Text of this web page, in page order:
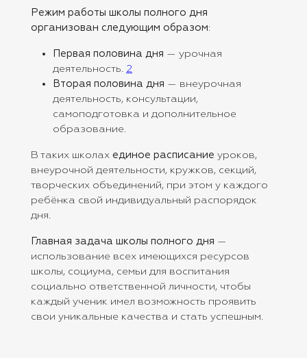
Режим работы школы полного дня
организован следующим образом:
Первая половина дня — урочная
деятельность. 2
Вторая половина дня — внеурочная
деятельность, консультации,
самоподготовка и дополнительное
образование.
В таких школах единое расписание уроков,
внеурочной деятельности, кружков, секций,
творческих объединений, при этом у каждого
ребёнка свой индивидуальный распорядок
дня.
Главная задача школы полного дня —
использование всех имеющихся ресурсов
школы, социума, семьи для воспитания
социально ответственной личности, чтобы
каждый ученик имел возможность проявить
свои уникальные качества и стать успешным.